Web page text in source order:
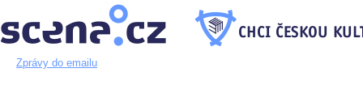
Zprávy do emailu